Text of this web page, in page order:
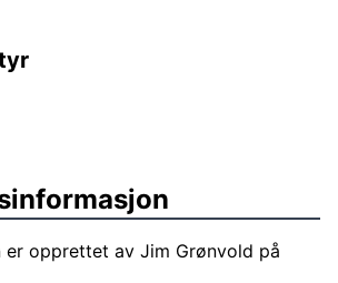
er opprettet av Jim Grønvold på